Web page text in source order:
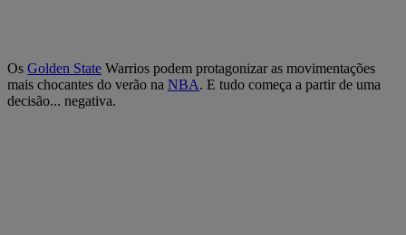
Os Golden State Warrios podem protagonizar as movimentações
mais chocantes do verão na NBA. E tudo começa a partir de uma
decisão... negativa.